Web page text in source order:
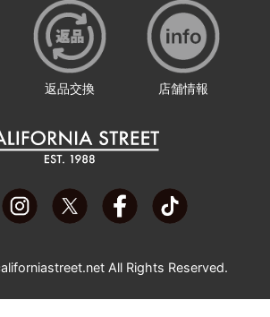
返品交換 店舗情報
All Rights Reserved.